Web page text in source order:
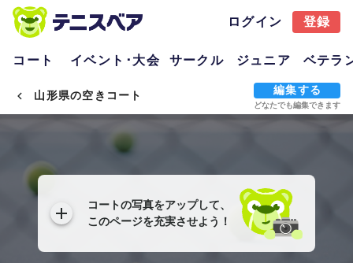
ログイン 登録
コート イベント･大会 サークル ジュニア ベテラ
山形県の空きコート 編集する
どなたでも編集できます
コートの写真をアップして、
このページを充実させよう！